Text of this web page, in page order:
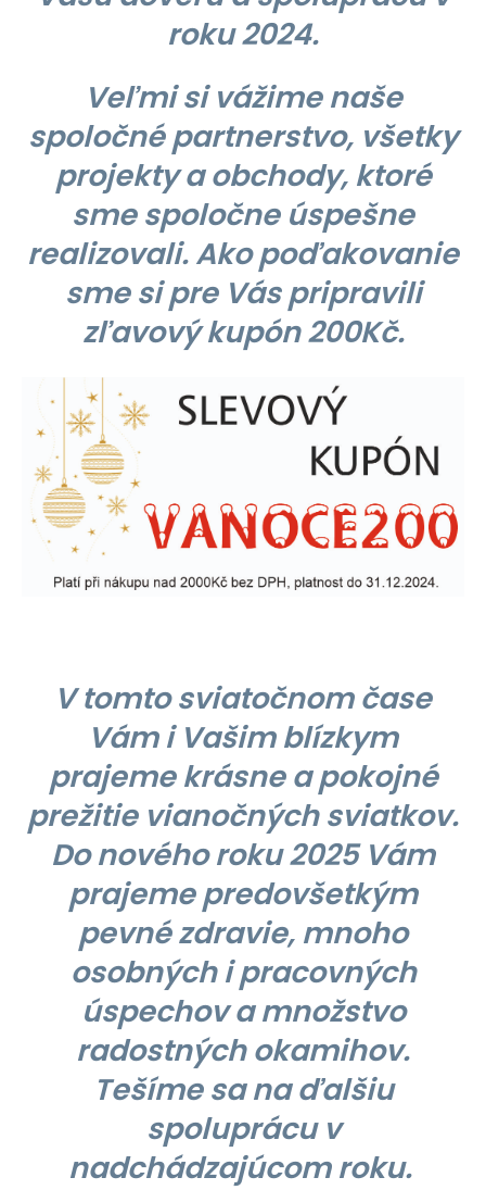
roku 2024.
Veľmi si vážime naše
spoločné partnerstvo, všetky
projekty a obchody, ktoré
sme spoločne úspešne
realizovali.Ako poďakovanie
sme si pre Vás pripravili
zľavový kupón 200Kč.
V tomto sviatočnom čase
Vám i Vašim blízkym
prajeme krásne a pokojné
prežitie vianočných sviatkov.
Do nového roku 2025 Vám
prajeme predovšetkým
pevné zdravie, mnoho
osobných i pracovných
úspechov a množstvo
radostných okamihov.
Tešíme sa na ďalšiu
spoluprácu v
nadchádzajúcom roku.